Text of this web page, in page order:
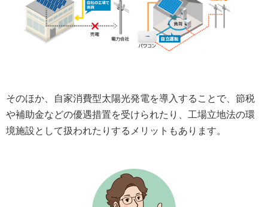
そのほか、自家消費型太陽光発電を導入することで、節税
や補助金などの優遇措置を受けられたり、工場立地法の環
境施設として扱われたりするメリットもあります。